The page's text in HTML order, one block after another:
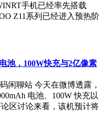
手机已经率先搭载
Z11系列已经进入预热阶
池，100W快充与2亿像素
闲聊站 今天在微博透露，
电池、100W 快充以
区讨论来看，该机预计将